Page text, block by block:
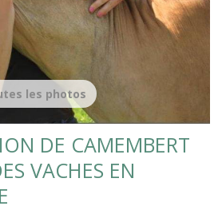
DE CAMEMBERT
VACHES EN
les photos